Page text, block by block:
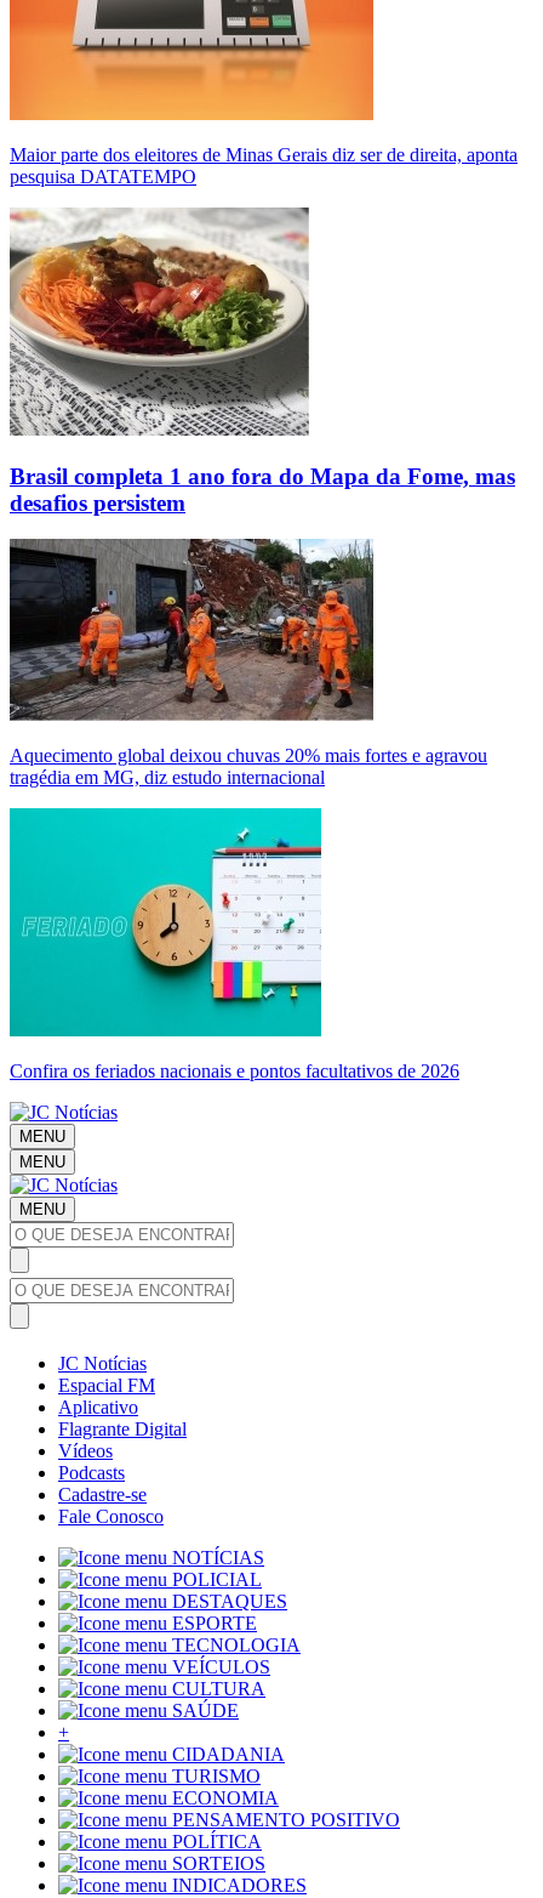
Maior parte dos eleitores de Minas Gerais diz ser de direita, aponta
pesquisa DATATEMPO
Brasil completa 1 ano fora do Mapa da Fome, mas
desafios persistem
Aquecimento global deixou chuvas 20% mais fortes e agravou
tragédia em MG, diz estudo internacional
Confira os feriados nacionais e pontos facultativos de 2026
MENU
MENU
MENU
JC Notícias
Espacial FM
Aplicativo
Flagrante Digital
Vídeos
Podcasts
Cadastre-se
Fale Conosco
NOTÍCIAS
POLICIAL
DESTAQUES
ESPORTE
TECNOLOGIA
VEÍCULOS
CULTURA
SAÚDE
+
CIDADANIA
TURISMO
ECONOMIA
PENSAMENTO POSITIVO
POLÍTICA
SORTEIOS
INDICADORES